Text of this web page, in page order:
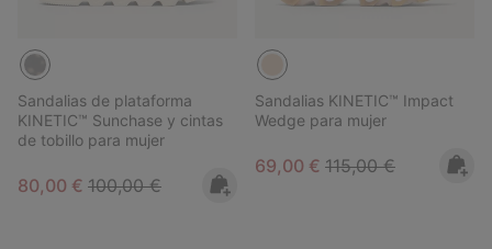
Sandalias de plataforma
KINETIC™ Sunchase y cintas
de tobillo para mujer
Sale price:
80,00 € Regular price:
100,00 €
Sandalias KINETIC™ Impact
Wedge para mujer
Sale price:
69,00 € Regular price:
115,00 €